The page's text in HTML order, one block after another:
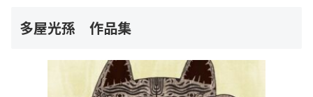
多屋光孫 作品集